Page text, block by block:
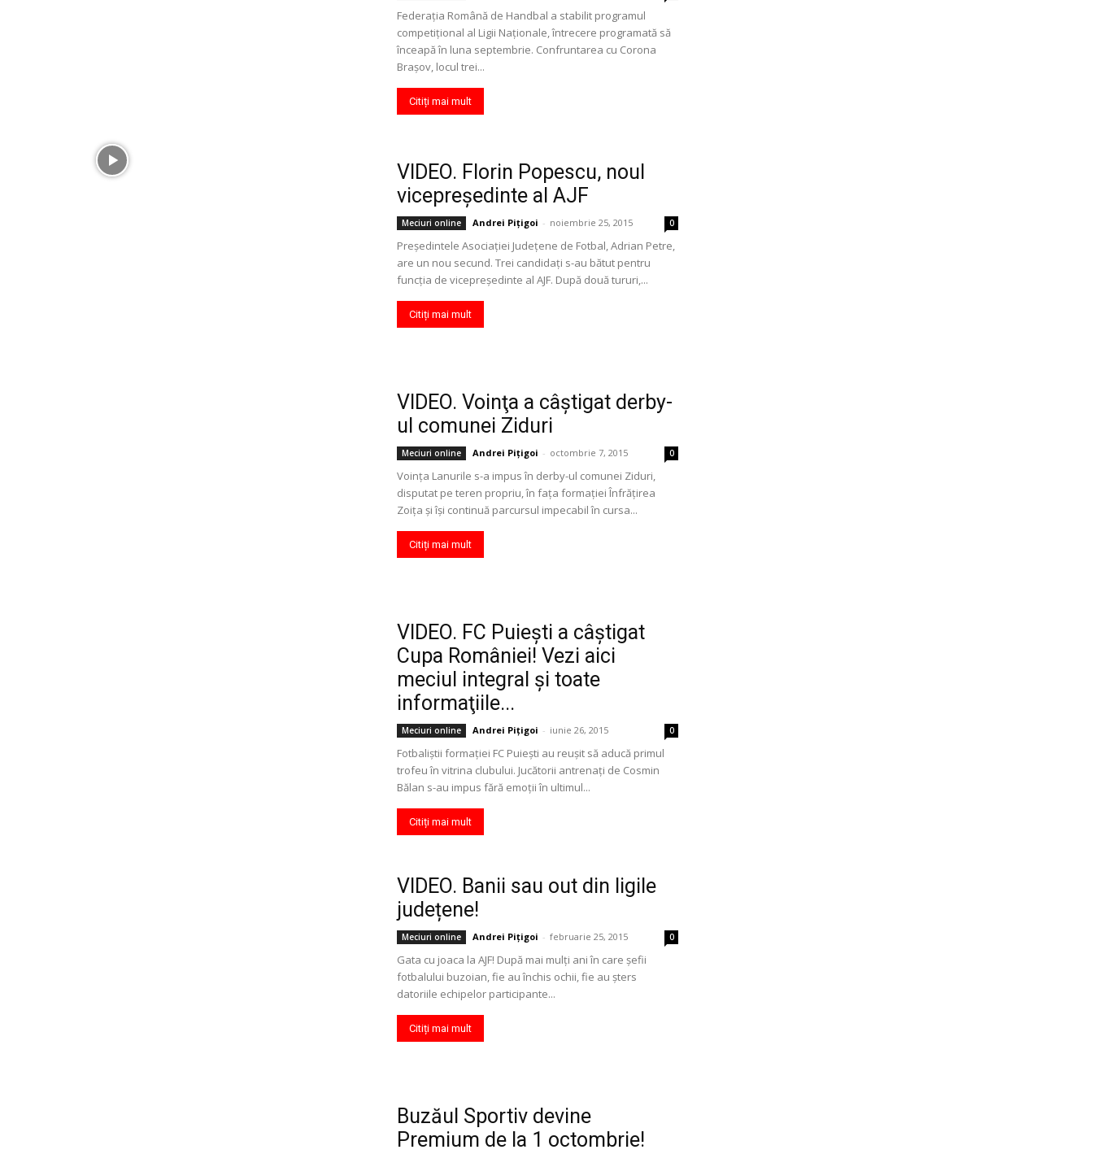
Federaţia Română de Handbal a stabilit programul
competiţional al Ligii Naţionale, întrecere programată să
înceapă în luna septembrie. Confruntarea cu Corona
Braşov, locul trei...
Citiți mai mult
VIDEO. Florin Popescu, noul
vicepreşedinte al AJF
Meciuri online Andrei Pițigoi - noiembrie 25, 2015 0
Preşedintele Asociaţiei Judeţene de Fotbal, Adrian Petre,
are un nou secund. Trei candidaţi s-au bătut pentru
funcţia de vicepreşedinte al AJF. După două tururi,...
Citiți mai mult
VIDEO. Voinţa a câştigat derby-
ul comunei Ziduri
Meciuri online Andrei Pițigoi - octombrie 7, 2015 0
Voinţa Lanurile s-a impus în derby-ul comunei Ziduri,
disputat pe teren propriu, în faţa formaţiei Înfrăţirea
Zoiţa şi îşi continuă parcursul impecabil în cursa...
Citiți mai mult
VIDEO. FC Puieşti a câştigat
Cupa României! Vezi aici
meciul integral şi toate
informaţiile...
Meciuri online Andrei Pițigoi - iunie 26, 2015 0
Fotbaliştii formaţiei FC Puieşti au reuşit să aducă primul
trofeu în vitrina clubului. Jucătorii antrenaţi de Cosmin
Bălan s-au impus fără emoţii în ultimul...
Citiți mai mult
VIDEO. Banii sau out din ligile
județene!
Meciuri online Andrei Pițigoi - februarie 25, 2015 0
Gata cu joaca la AJF! După mai mulţi ani în care şefii
fotbalului buzoian, fie au închis ochii, fie au şters
datoriile echipelor participante...
Citiți mai mult
Buzăul Sportiv devine
Premium de la 1 octombrie!